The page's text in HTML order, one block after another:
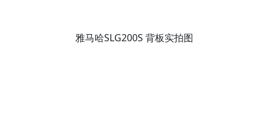
雅马哈SLG200S 背板实拍图